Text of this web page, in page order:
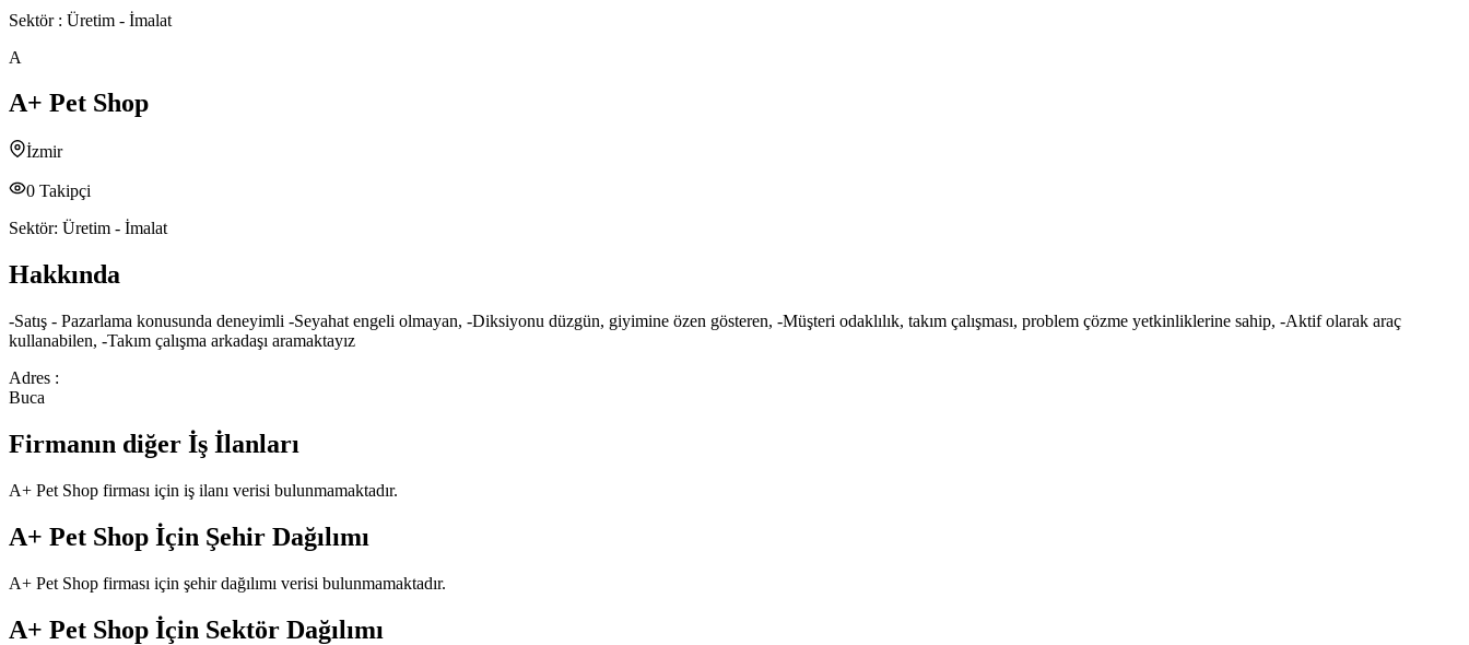
Sektör : Üretim - İmalat
A
A+ Pet Shop
İzmir
0 Takipçi
Sektör: Üretim - İmalat
Hakkında
-Satış - Pazarlama konusunda deneyimli -Seyahat engeli olmayan, -Diksiyonu düzgün, giyimine özen gösteren, -Müşteri odaklılık, takım çalışması, problem çözme yetkinliklerine sahip, -Aktif olarak araç
kullanabilen, -Takım çalışma arkadaşı aramaktayız
Adres :
Buca
Firmanın diğer İş İlanları
A+ Pet Shop firması için iş ilanı verisi bulunmamaktadır.
A+ Pet Shop İçin Şehir Dağılımı
A+ Pet Shop firması için şehir dağılımı verisi bulunmamaktadır.
A+ Pet Shop İçin Sektör Dağılımı